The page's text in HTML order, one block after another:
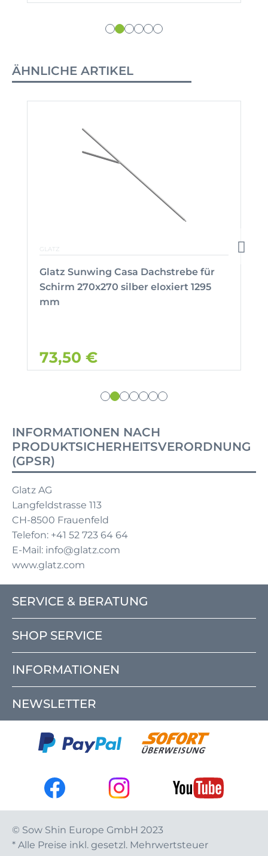
ÄHNLICHE ARTIKEL
GLATZ
Glatz Sunwing Casa Dachstrebe für
Schirm 270x270 silber eloxiert 1295
mm
73,50 €
INFORMATIONEN NACH
PRODUKTSICHERHEITSVERORDNUNG
(GPSR)
Glatz AG
Langfeldstrasse 113
CH-8500 Frauenfeld
Telefon: +41 52 723 64 64
E-Mail: info@glatz.com
www.glatz.com
SERVICE & BERATUNG
SHOP SERVICE
INFORMATIONEN
NEWSLETTER
© Sow Shin Europe GmbH 2023
* Alle Preise inkl. gesetzl. Mehrwertsteuer